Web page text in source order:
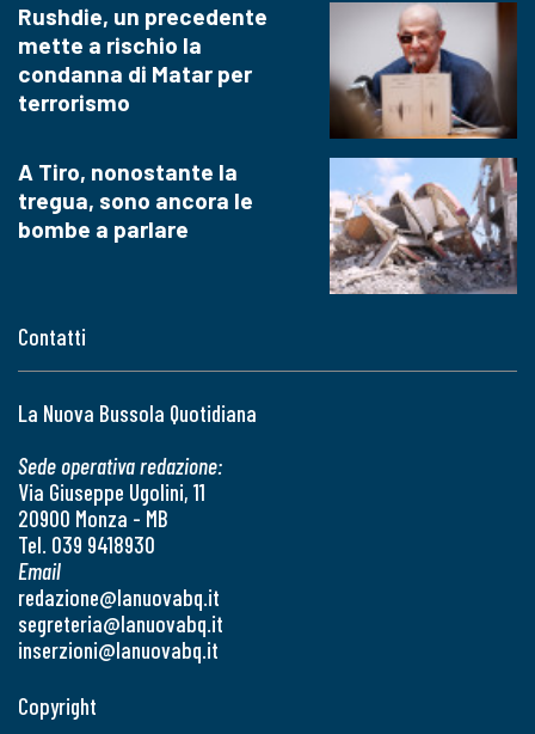
Contatti
La Nuova Bussola Quotidiana
Sede operativa redazione:
Via Giuseppe Ugolini, 11
20900 Monza - MB
Tel. 039 9418930
Email
redazione@lanuovabq.it
segreteria@lanuovabq.it
inserzioni@lanuovabq.it
Rushdie, un precedente
mette a rischio la
condanna di Matar per
terrorismo
A Tiro, nonostante la
tregua, sono ancora le
bombe a parlare
Copyright